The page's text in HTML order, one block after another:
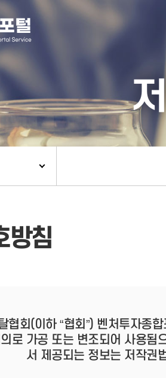
방침
협회(이하 “협회”) 벤처투자종
로 가공 또는 변조되어 사용됨
서 제공되는 정보는 저작권